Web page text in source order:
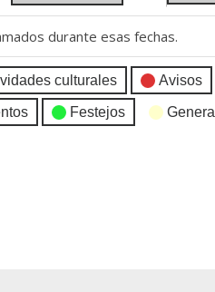
durante esas fechas.
culturales Avisos
Festejos General